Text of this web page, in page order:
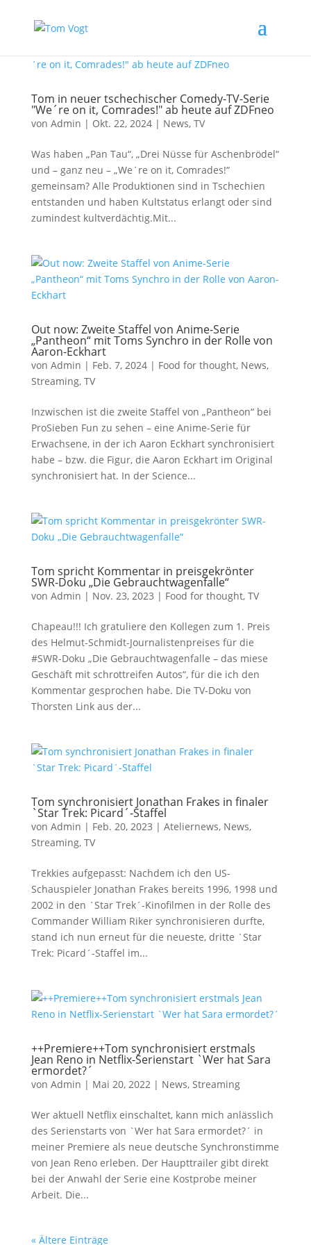
Tom in neuer tschechischer Comedy-TV-Serie
"We´re on it, Comrades!" ab heute auf ZDFneo
von Admin | Okt. 22, 2024| News, TV
Was haben „Pan Tau“, „Drei Nüsse für Aschenbrödel“
und – ganz neu – „We´re on it, Comrades!“
gemeinsam? Alle Produktionen sind in Tschechien
entstanden und haben Kultstatus erlangt oder sind
zumindest kultverdächtig.Mit...
Out now: Zweite Staffel von Anime-Serie
„Pantheon“ mit Toms Synchro in der Rolle von
Aaron-Eckhart
von Admin | Feb. 7, 2024| Food for thought, News,
Streaming, TV
Inzwischen ist die zweite Staffel von „Pantheon“ bei
ProSieben Fun zu sehen – eine Anime-Serie für
Erwachsene, in der ich Aaron Eckhart synchronisiert
habe – bzw. die Figur, die Aaron Eckhart im Original
synchronisiert hat. In der Science...
Tom spricht Kommentar in preisgekrönter
SWR-Doku „Die Gebrauchtwagenfalle“
von Admin | Nov. 23, 2023 | Food for thought, TV
Chapeau!!! Ich gratuliere den Kollegen zum 1. Preis
des Helmut-Schmidt-Journalistenpreises für die
#SWR-Doku „Die Gebrauchtwagenfalle – das miese
Geschäft mit schrottreifen Autos“, für die ich den
Kommentar gesprochen habe. Die TV-Doku von
Thorsten Link aus der...
Tom synchronisiert Jonathan Frakes in finaler
`Star Trek: Picard´-Staffel
von Admin | Feb. 20, 2023 | Ateliernews, News,
Streaming, TV
Trekkies aufgepasst: Nachdem ich den US-
Schauspieler Jonathan Frakes bereits 1996, 1998 und
2002 in den `Star Trek´-Kinofilmen in der Rolle des
Commander William Riker synchronisieren durfte,
stand ich nun erneut für die neueste, dritte `Star
Trek: Picard´-Staffel im...
++Premiere++Tom synchronisiert erstmals
Jean Reno in Netflix-Serienstart `Wer hat Sara
ermordet?´
von Admin | Mai 20, 2022| News, Streaming
Wer aktuell Netflix einschaltet, kann mich anlässlich
des Serienstarts von `Wer hat Sara ermordet?´ in
meiner Premiere als neue deutsche Synchronstimme
von Jean Reno erleben. Der Haupttrailer gibt direkt
bei der Anwahl der Serie eine Kostprobe meiner
Arbeit. Die...
« Ältere Einträge